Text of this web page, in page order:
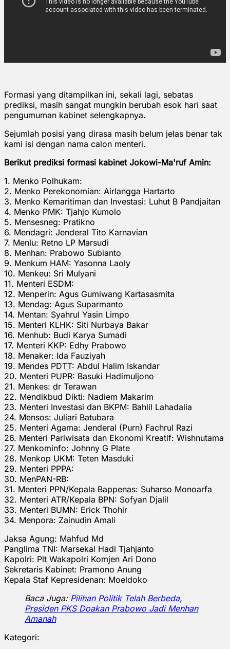
Formasi yang ditampilkan ini, sekali lagi, sebatas
prediksi, masih sangat mungkin berubah esok hari saat
pengumuman kabinet selengkapnya.
Sejumlah posisi yang dirasa masih belum jelas benar tak
kami isi dengan nama calon menteri.
Berikut prediksi formasi kabinet Jokowi-Ma'ruf Amin:
1. Menko Polhukam:
2. Menko Perekonomian: Airlangga Hartarto
3. Menko Kemaritiman dan Investasi: Luhut B Pandjaitan
4. Menko PMK: Tjahjo Kumolo
5. Mensesneg: Pratikno
6. Mendagri: Jenderal Tito Karnavian
7. Menlu: Retno LP Marsudi
8. Menhan: Prabowo Subianto
9. Menkum HAM: Yasonna Laoly
10. Menkeu: Sri Mulyani
11. Menteri ESDM:
12. Menperin: Agus Gumiwang Kartasasmita
13. Mendag: Agus Suparmanto
14. Mentan: Syahrul Yasin Limpo
15. Menteri KLHK: Siti Nurbaya Bakar
16. Menhub: Budi Karya Sumadi
17. Menteri KKP: Edhy Prabowo
18. Menaker: Ida Fauziyah
19. Mendes PDTT: Abdul Halim Iskandar
20. Menteri PUPR: Basuki Hadimuljono
21. Menkes: dr Terawan
22. Mendikbud Dikti: Nadiem Makarim
23. Menteri Investasi dan BKPM: Bahlil Lahadalia
24. Mensos: Juliari Batubara
25. Menteri Agama: Jenderal (Purn) Fachrul Razi
26. Menteri Pariwisata dan Ekonomi Kreatif: Wishnutama
27. Menkominfo: Johnny G Plate
28. Menkop UKM: Teten Masduki
29. Menteri PPPA:
30. MenPAN-RB:
31. Menteri PPN/Kepala Bappenas: Suharso Monoarfa
32. Menteri ATR/Kepala BPN: Sofyan Djalil
33. Menteri BUMN: Erick Thohir
34. Menpora: Zainudin Amali
Jaksa Agung: Mahfud Md
Panglima TNI: Marsekal Hadi Tjahjanto
Kapolri: Plt Wakapolri Komjen Ari Dono
Sekretaris Kabinet: Pramono Anung
Kepala Staf Kepresidenan: Moeldoko
Baca Juga: Pilihan Politik Telah Berbeda,
Presiden PKS Doakan Prabowo Jadi Menhan
Amanah
Kategori: